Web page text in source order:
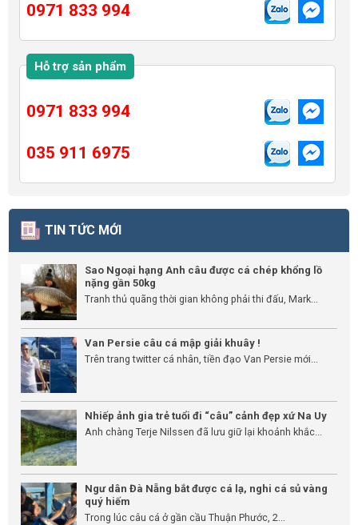
0971 833 994
Hỗ trợ sản phẩm
0971 833 994
035 911 6975
TIN TỨC MỚI
Sao Ngoại hạng Anh câu được cá chép khổng lồ
nặng gần 50kg
Tranh thủ quãng thời gian không phải thi đấu, Mark...
Van Persie câu cá mập giải khuây !
Trên trang twitter cá nhân, tiền đạo Van Persie mới...
Nhiếp ảnh gia trẻ tuổi đi “câu” cảnh đẹp xứ Na Uy
Anh chàng Terje Nilssen đã lưu giữ lại khoảnh khắc...
Ngư dân Đà Nẵng bắt được cá lạ, nghi cá sủ vàng
quý hiếm
Trong lúc câu cá ở gần cầu Thuận Phước, 2...